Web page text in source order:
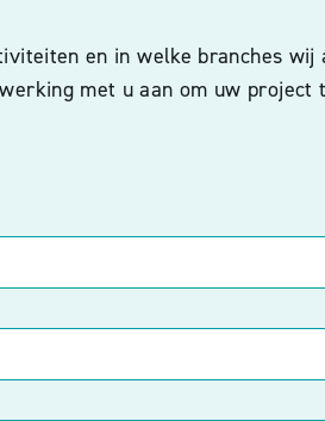
en in welke branches wij
met u aan om uw project